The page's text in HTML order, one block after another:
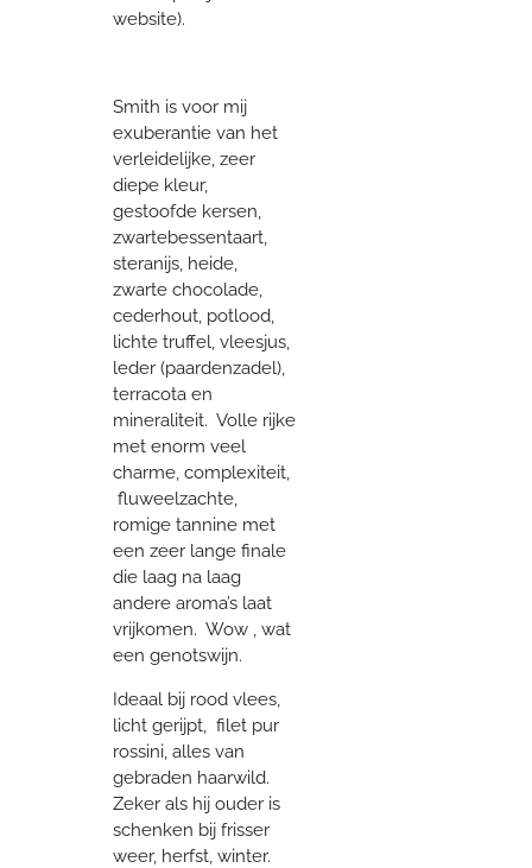
website).
Smith is voor mij
exuberantie van het
verleidelijke, zeer
diepe kleur,
gestoofde kersen,
zwartebessentaart,
steranijs, heide,
zwarte chocolade,
cederhout, potlood,
lichte truffel, vleesjus,
leder (paardenzadel),
terracota en
mineraliteit. Volle rijke
met enorm veel
charme, complexiteit,
fluweelzachte,
romige tannine met
een zeer lange finale
die laag na laag
andere aroma’s laat
vrijkomen. Wow , wat
een genotswijn.
Ideaal bij rood vlees,
licht gerijpt, filet pur
rossini, alles van
gebraden haarwild.
Zeker als hij ouder is
schenken bij frisser
weer, herfst, winter.